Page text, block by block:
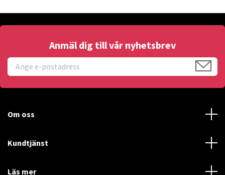
Anmäl dig till vår nyhetsbrev
Om oss
Kundtjänst
Läs mer